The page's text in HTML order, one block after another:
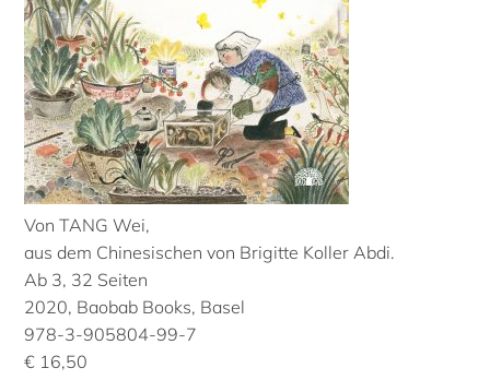
Von TANG Wei,
aus dem Chinesischen von Brigitte Koller Abdi.
Ab 3, 32 Seiten
2020, Baobab Books, Basel
978-3-905804-99-7
€ 16,50